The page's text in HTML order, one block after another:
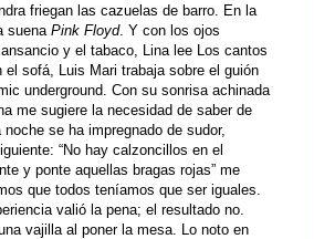
friegan las cazuelas de barro. En la
suena Pink Floyd. Y con los ojos
y el tabaco, Lina lee Los cantos
el sofá, Luis Mari trabaja sobre el guión
underground. Con su sonrisa achinada
me sugiere la necesidad de saber de
se ha impregnado de sudor,
“No hay calzoncillos en el
y ponte aquellas bragas rojas” me
que todos teníamos que ser iguales.
valió la pena; el resultado no.
vajilla al poner la mesa. Lo noto en